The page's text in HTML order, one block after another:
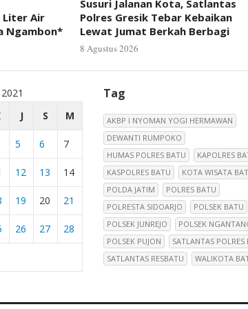
Liter Air
Ngambon*
Susuri Jalanan Kota, Satlantas
Polres Gresik Tebar Kebaikan
Lewat Jumat Berkah Berbagi
8 Agustus 2026
J S M
5 6 7
12 13 14
19 20 21
26 27 28
Tag
AKBP I NYOMAN YOGI HERMAWAN
DEWANTI RUMPOKO
HUMAS POLRES BATU
KAPOLRES
KASPOLRES BATU
KOTA WISATA
POLDA JATIM
POLRES BATU
POLRESTA SIDOARJO
POLSEK BATU
POLSEK JUNREJO
POLSEK
POLSEK PUJON
SATLANTAS POLRES
SATLANTAS RESBATU
WALIKOTA